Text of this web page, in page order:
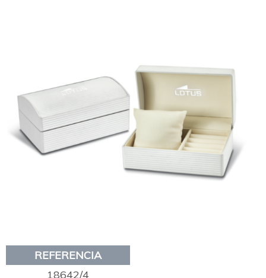
REFERENCIA
18642/4